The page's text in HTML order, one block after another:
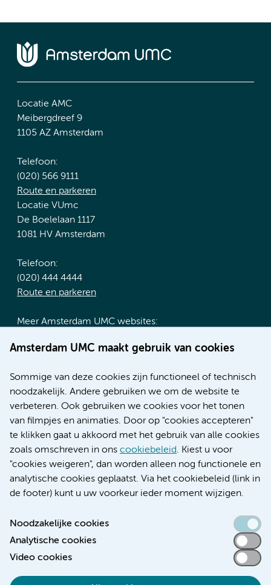
Amsterdam UMC maakt gebruik van cookies
Sommige van deze cookies zijn functioneel of technisch
noodzakelijk. Andere gebruiken we om de website te
verbeteren. Ook gebruiken we cookies voor het tonen
van filmpjes en animaties. Door op "cookies accepteren"
te klikken gaat u akkoord met het gebruik van alle cookies
zoals omschreven in ons cookiebeleid. Kiest u voor
"cookies weigeren", dan worden alleen nog functionele en
analytische cookies geplaatst. Via het cookiebeleid (link in
de footer) kunt u uw voorkeur ieder moment wijzigen.
Noodzakelijke cookies
Analytische cookies
Video cookies
Locatie AMC
Meibergdreef 9
1105 AZ Amsterdam
Telefoon:
(020) 566 9111
Route en parkeren
Locatie VUmc
De Boelelaan 1117
1081 HV Amsterdam
Telefoon:
(020) 444 4444
Route en parkeren
Meer Amsterdam UMC websites:
Werken bij Amsterdam UMC
Nieuws
Research
Educatie locatie AMC
Educatie locatie VUmc
Verwijzen & diagnostiek
Toegankelijkheidsverklaring